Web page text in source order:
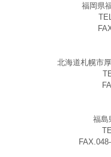
福岡県
北海道札幌市
福島